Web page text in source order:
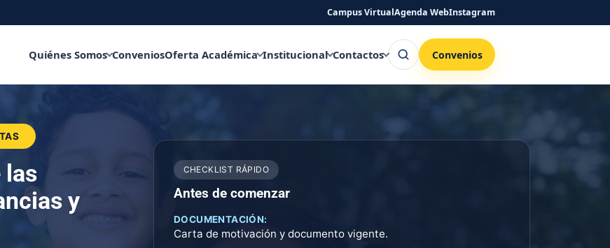
Campus VirtualAgenda WebInstagram
Quiénes Somos ConveniosOferta Académica Institucional Contactos Buscar Convenios
las
y
CHECKLIST RÁPIDO
Antes de comenzar
DOCUMENTACIÓN:
Carta de motivación y documento vigente.